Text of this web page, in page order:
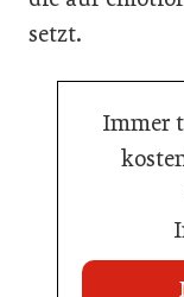
setzt.
Immer